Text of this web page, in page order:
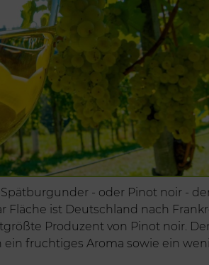
- oder Pinot noir -
Fläche ist Deutschland nach
Produzent von Pinot noir.
fruchtiges Aroma sowie ein